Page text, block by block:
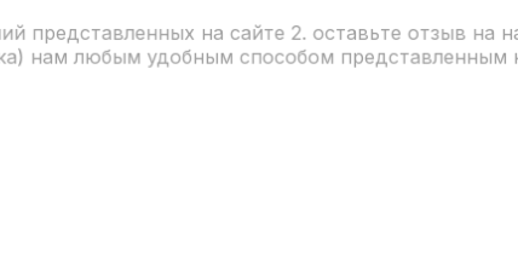
представленных на сайте 2. оставьте отзыв на
нам любым удобным способом представленным